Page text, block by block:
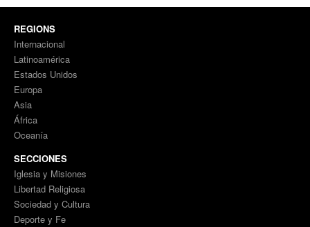
REGIONS
Internacional
Latinoamérica
Estados Unidos
Europa
Asia
África
Oceanía
SECCIONES
Iglesia y Misiones
Libertad Religiosa
Sociedad y Cultura
Deporte y Fe